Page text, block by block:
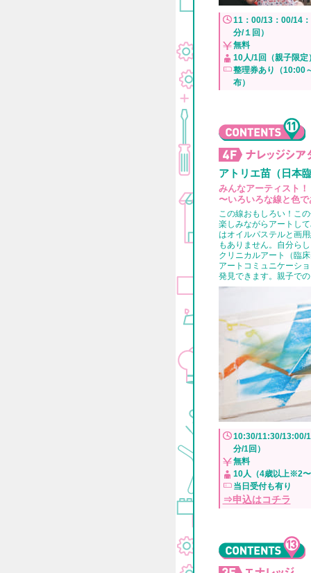
11：00/13：00/14
分/１回）
無料
10人/1回（親子限定
整理券あり（10:00
布）
アトリエ苗（日本
みんなアーティスト！
〜いろいろな線と色
この線おもしろい！こ
楽しみながらアートし
はオイルパステルと画
もありません。自分ら
クリニカルアート（臨
アートコミュニケーシ
発見できます。親子で
10:30/11:30/13:00/
分/1回）
無料
10人（4歳以上※2
当日受付も有り
⇒申込はコチラ